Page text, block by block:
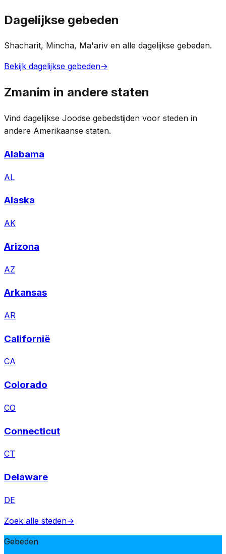
Dagelijkse gebeden
Shacharit, Mincha, Ma'ariv en alle dagelijkse gebeden.
Bekijk dagelijkse gebeden→
Zmanim in andere staten
Vind dagelijkse Joodse gebedstijden voor steden in
andere Amerikaanse staten.
Alabama
AL
Alaska
AK
Arizona
AZ
Arkansas
AR
Californië
CA
Colorado
CO
Connecticut
CT
Delaware
DE
Zoek alle steden→
Gebeden